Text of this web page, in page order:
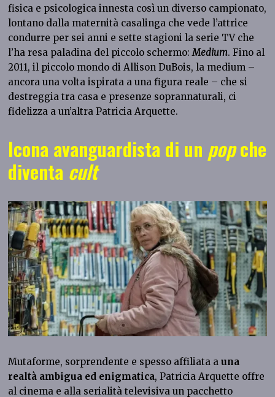
fisica e psicologica innesta così un diverso campionato,
lontano dalla maternità casalinga che vede l’attrice
condurre per sei anni e sette stagioni la serie TV che
l’ha resa paladina del piccolo schermo:Medium. Fino al
2011, il piccolo mondo di Allison DuBois, la medium –
ancora una volta ispirata a una figura reale – che si
destreggia tra casa e presenze soprannaturali, ci
fidelizza a un’altra Patricia Arquette.
Icona avanguardista di un popche
diventa cult
Mutaforme, sorprendente e spesso affiliata auna
realtà ambigua ed enigmatica, Patricia Arquette offre
al cinema e alla serialità televisiva un pacchetto